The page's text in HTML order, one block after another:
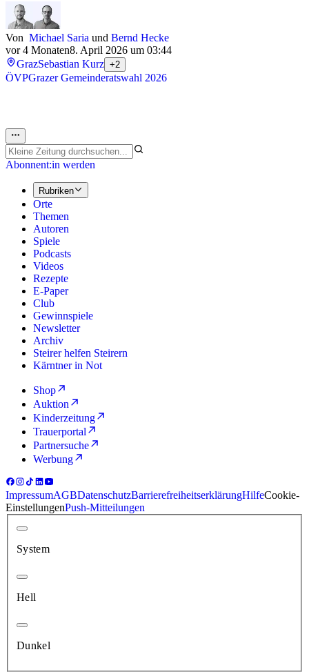
Von Michael Saria und Bernd Hecke
vor 4 Monaten8. April 2026 um 03:44
GrazSebastian Kurz +2
ÖVPGrazer Gemeinderatswahl 2026
Abonnent:in werden
Rubriken
Orte
Themen
Autoren
Spiele
Podcasts
Videos
Rezepte
E-Paper
Club
Gewinnspiele
Newsletter
Archiv
Steirer helfen Steirern
Kärntner in Not
Shop
Auktion
Kinderzeitung
Trauerportal
Partnersuche
Werbung
ImpressumAGBDatenschutzBarrierefreiheitserklärungHilfeCookie-
EinstellungenPush-Mitteilungen
System
Hell
Dunkel